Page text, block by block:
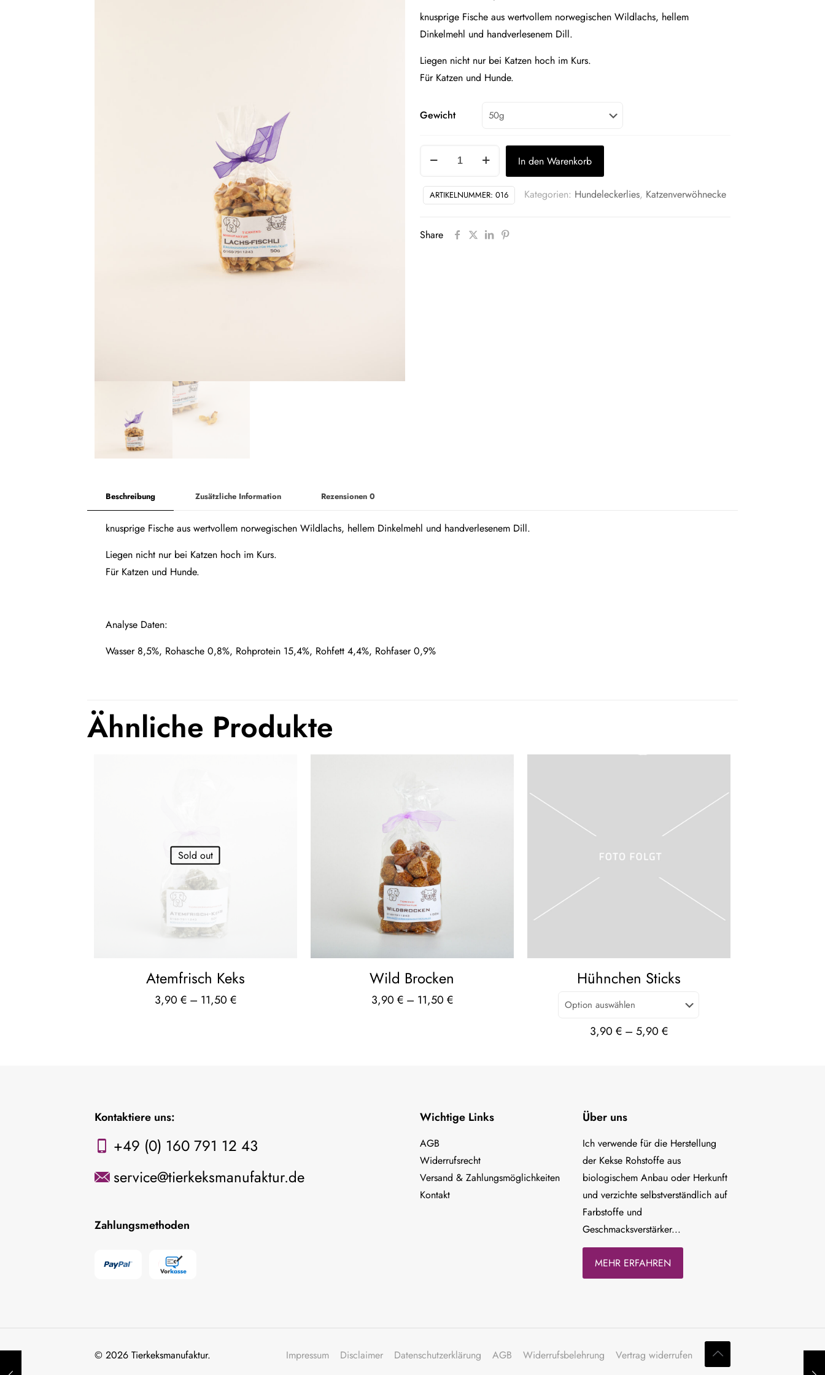
knusprige Fische aus wertvollem norwegischen Wildlachs, hellem
Dinkelmehl und handverlesenem Dill.
Liegen nicht nur bei Katzen hoch im Kurs.
Für Katzen und Hunde.
Gewicht
In den Warenkorb
ARTIKELNUMMER: 016 Kategorien: Hundeleckerlies, Katzenverwöhnecke
Share
Beschreibung Zusätzliche Information Rezensionen 0
knusprige Fische aus wertvollem norwegischen Wildlachs, hellem Dinkelmehl und handverlesenem Dill.
Liegen nicht nur bei Katzen hoch im Kurs.
Für Katzen und Hunde.
Analyse Daten:
Wasser 8,5%, Rohasche 0,8%, Rohprotein 15,4%, Rohfett 4,4%, Rohfaser 0,9%
Ähnliche Produkte
Sold out
Atemfrisch Keks
3,90 €– 11,50 €
Wild Brocken
3,90 €– 11,50 €
Hühnchen Sticks
3,90 €– 5,90 €
Kontaktiere uns:
+49 (0) 160 791 12 43
service@tierkeksmanufaktur.de
Zahlungsmethoden
Wichtige Links
AGB
Widerrufsrecht
Versand & Zahlungsmöglichkeiten
Kontakt
Über uns
Ich verwende für die Herstellung
der Kekse Rohstoffe aus
biologischem Anbau oder Herkunft
und verzichte selbstverständlich auf
Farbstoffe und
Geschmacksverstärker...
MEHR ERFAHREN
© 2026 Tierkeksmanufaktur. Impressum Disclaimer Datenschutzerklärung AGB Widerrufsbelehrung Vertrag widerrufen